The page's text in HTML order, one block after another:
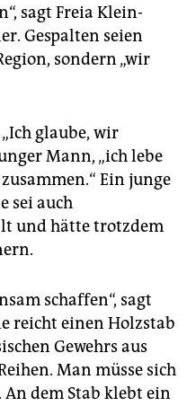
sagt Freia Klein-
Gespalten seien
sondern „wir
glaube, wir
Mann, „ich lebe
Ein junge
sei auch
und hätte trotzdem
schaffen“, sagt
reicht einen Holzstab
Gewehrs aus
Man müsse sich
dem Stab klebt ein